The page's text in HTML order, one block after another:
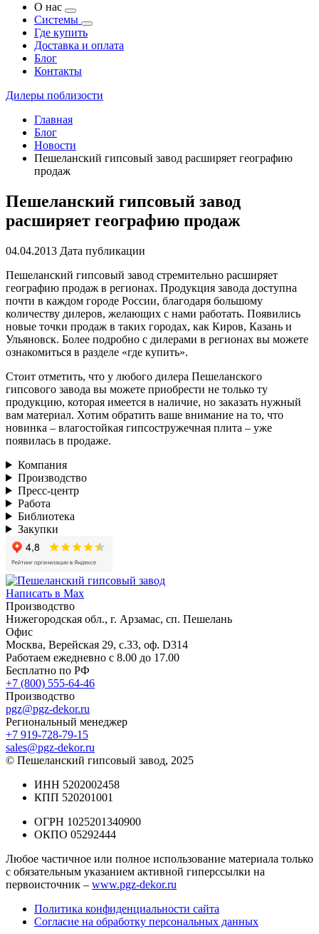
О нас
Системы
Где купить
Доставка и оплата
Блог
Контакты
Дилеры поблизости
Главная
Блог
Новости
Пешеланский гипсовый завод расширяет географию
продаж
Пешеланский гипсовый завод
расширяет географию продаж
04.04.2013 Дата публикации
Пешеланский гипсовый завод стремительно расширяет
географию продаж в регионах. Продукция завода доступна
почти в каждом городе России, благодаря большому
количеству дилеров, желающих с нами работать. Появились
новые точки продаж в таких городах, как Киров, Казань и
Ульяновск. Более подробно с дилерами в регионах вы можете
ознакомиться в разделе «где купить».
Стоит отметить, что у любого дилера Пешеланского
гипсового завода вы можете приобрести не только ту
продукцию, которая имеется в наличие, но заказать нужный
вам материал. Хотим обратить ваше внимание на то, что
новинка – влагостойкая гипсостружечная плита – уже
появилась в продаже.
Компания
Производство
Пресс-центр
Работа
Библиотека
Закупки
Написать в Max
Производство
Нижегородская обл., г. Арзамас, сп. Пешелань
Офис
Москва, Верейская 29, с.33, оф. D314
Работаем ежедневно с 8.00 до 17.00
Бесплатно по РФ
+7 (800) 555-64-46
Производство
pgz@pgz-dekor.ru
Региональный менеджер
+7 919-728-79-15
sales@pgz-dekor.ru
© Пешеланский гипсовый завод, 2025
ИНН 5202002458
КПП 520201001
ОГРН 1025201340900
ОКПО 05292444
Любое частичное или полное использование материала только
с обязательным указанием активной гиперссылки на
первоисточник – www.pgz-dekor.ru
Политика конфиденциальности сайта
Согласие на обработку персональных данных